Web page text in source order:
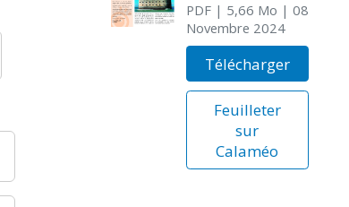
PDF| 5,66 Mo | 08
Novembre 2024
Télécharger
Feuilleter
sur
Calaméo